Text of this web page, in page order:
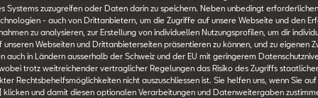
bietet eine einfache Möglichkeit, Lademöglichkeiten
intuitiven Benutzeroberfläche können Fahrer auf einen
zugreifen, um ihre Fahrt mit Strom zu versorgen
Systems zuzugreifen oder Daten darin zu speichern. Neben unbedingt
- auch von Drittanbietern, um die Zugriffe auf unsere Webseite und den
zu analysieren, zur Erstellung von individuellen Nutzungsprofilen, um dir
unseren Webseiten und Drittanbieterseiten präsentieren zu können, und zu eigenen
auch in Ländern ausserhalb der Schweiz und der EU mit geringerem
trotz weitreichender vertraglicher Regelungen das Risiko des Zugriffs
Rechtsbehelfsmöglichkeiten nicht auszuschliessen ist. Sie helfen uns, wenn Sie
klicken und damit diesen optionalen Verarbeitungen und Datenweitergaben